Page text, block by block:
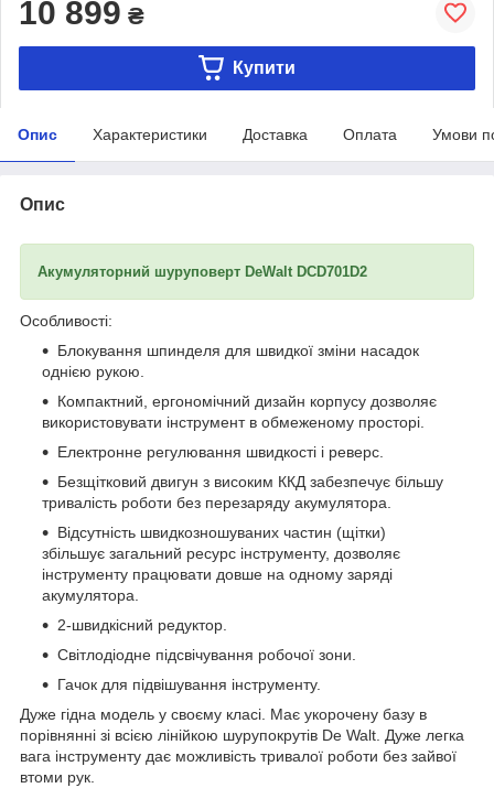
10 899 ₴
Купити
Опис Характеристики Доставка Оплата Умови
Опис
Акумуляторний шуруповерт DeWalt DCD701D2
Особливості:
Блокування шпинделя для швидкої зміни насадок
однією рукою.
Компактний, ергономічний дизайн корпусу дозволяє
використовувати інструмент в обмеженому просторі.
Електронне регулювання швидкості і реверс.
Безщітковий двигун з високим ККД забезпечує більшу
тривалість роботи без перезаряду акумулятора.
Відсутність швидкозношуваних частин (щітки)
збільшує загальний ресурс інструменту, дозволяє
інструменту працювати довше на одному заряді
акумулятора.
2-швидкісний редуктор.
Світлодіодне підсвічування робочої зони.
Гачок для підвішування інструменту.
Дуже гідна модель у своєму класі. Має укорочену базу в
порівнянні зі всією лінійкою шурупокрутів De Walt. Дуже легка
вага інструменту дає можливість тривалої роботи без зайвої
втоми рук.